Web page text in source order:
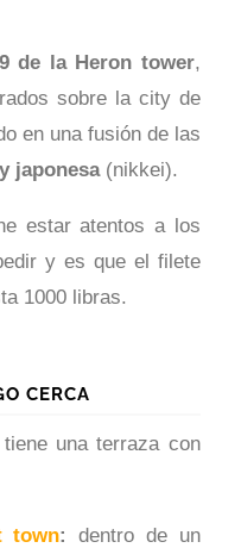
de la Heron tower,
sobre la city de
en una fusión de las
japonesa(nikkei).
estar atentos a los
y es que el filete
1000 libras.
CERCA
una terraza con
town:
dentro de un